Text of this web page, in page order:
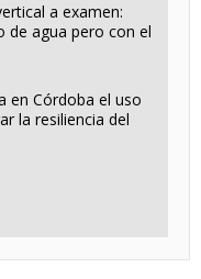
a examen:
de agua pero con el
en Córdoba el uso
la resiliencia del